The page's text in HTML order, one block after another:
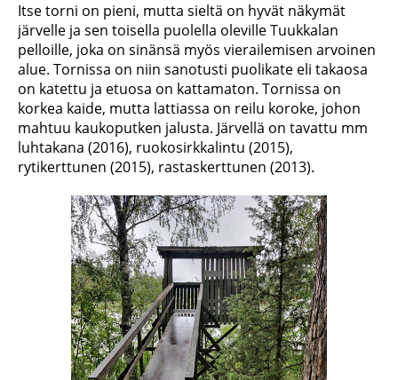
Itse torni on pieni, mutta sieltä on hyvät näkymät
järvelle ja sen toisella puolella oleville Tuukkalan
pelloille, joka on sinänsä myös vierailemisen arvoinen
alue. Tornissa on niin sanotusti puolikate eli takaosa
on katettu ja etuosa on kattamaton. Tornissa on
korkea kaide, mutta lattiassa on reilu koroke, johon
mahtuu kaukoputken jalusta. Järvellä on tavattu mm
luhtakana (2016), ruokosirkkalintu (2015),
rytikerttunen (2015), rastaskerttunen (2013).